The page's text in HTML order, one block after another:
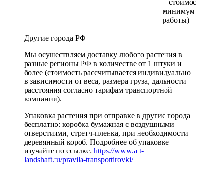
+ стоимость
минимум 4
работы)
Другие города РФ
Мы осуществляем доставку любого растения в
разные регионы РФ в количестве от 1 штуки и
более (стоимость рассчитывается индивидуально
в зависимости от веса, размера груза, дальности
расстояния согласно тарифам транспортной
компании).
Упаковка растения при отправке в другие города
бесплатно: коробка бумажная с воздушными
отверстиями, стретч-пленка, при необходимости
деревянный короб. Подробнее об упаковке
изучайте по ссылке: https://www.art-
landshaft.ru/pravila-transportirovki/